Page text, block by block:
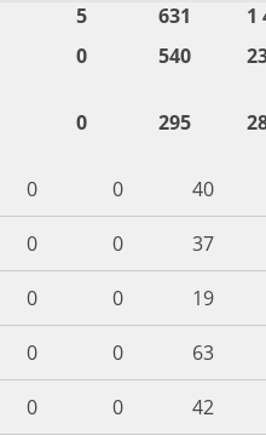
5 631
1
0 540
0 295
0 0
40
0 0
37
0 0
19
0 0
63
0 0
42